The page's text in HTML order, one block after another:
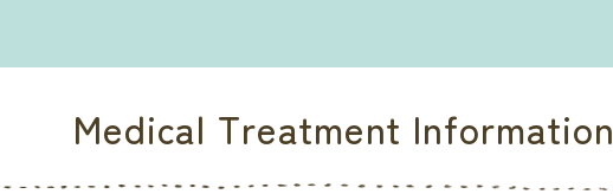
Medical Treatment Information